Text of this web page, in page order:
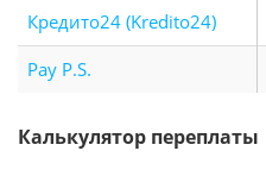
Кредито24 (Kredito24)
Pay P.S.
Калькулятор переплаты